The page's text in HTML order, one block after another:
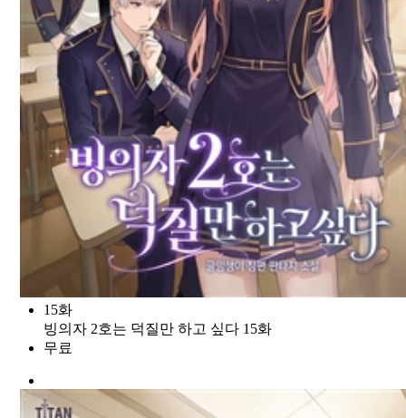
15화
빙의자 2호는 덕질만 하고 싶다 15화
무료